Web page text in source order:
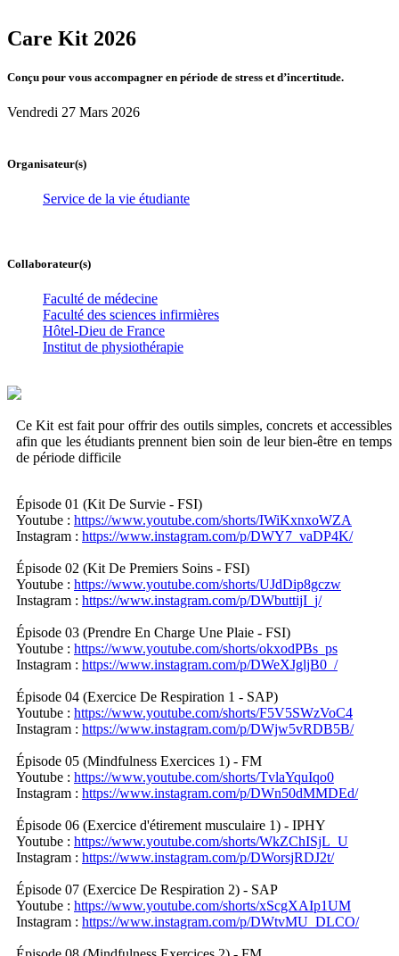
Care Kit 2026
Conçu pour vous accompagner en période de stress et d’incertitude.
Vendredi 27 Mars 2026
Organisateur(s)
Service de la vie étudiante
Collaborateur(s)
Faculté de médecine
Faculté des sciences infirmières
Hôtel-Dieu de France
Institut de physiothérapie
Ce Kit est fait pour offrir des outils simples, concrets et accessibles
afin que les étudiants prennent bien soin de leur bien-être en temps
de période difficile
Épisode 01 (Kit De Survie - FSI)
Youtube : https://www.youtube.com/shorts/IWiKxnxoWZA
Instagram : https://www.instagram.com/p/DWY7_vaDP4K/
Épisode 02 (Kit De Premiers Soins - FSI)
Youtube : https://www.youtube.com/shorts/UJdDip8gczw
Instagram : https://www.instagram.com/p/DWbuttijI_j/
Épisode 03 (Prendre En Charge Une Plaie - FSI)
Youtube : https://www.youtube.com/shorts/okxodPBs_ps
Instagram : https://www.instagram.com/p/DWeXJgljB0_/
Épisode 04 (Exercice De Respiration 1 - SAP)
Youtube : https://www.youtube.com/shorts/F5V5SWzVoC4
Instagram : https://www.instagram.com/p/DWjw5vRDB5B/
Épisode 05 (Mindfulness Exercices 1) - FM
Youtube : https://www.youtube.com/shorts/TvlaYquIqo0
Instagram : https://www.instagram.com/p/DWn50dMMDEd/
Épisode 06 (Exercice d'étirement musculaire 1) - IPHY
Youtube : https://www.youtube.com/shorts/WkZChISjL_U
Instagram : https://www.instagram.com/p/DWorsjRDJ2t/
Épisode 07 (Exercice De Respiration 2) - SAP
Youtube : https://www.youtube.com/shorts/xScgXAIp1UM
Instagram : https://www.instagram.com/p/DWtvMU_DLCO/